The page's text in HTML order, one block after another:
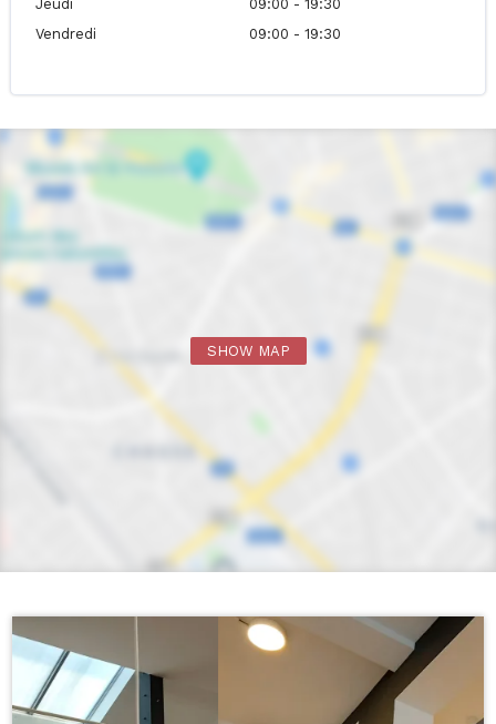
Jeudi
09:00 - 19:30
Vendredi
09:00 - 19:30
SHOW MAP